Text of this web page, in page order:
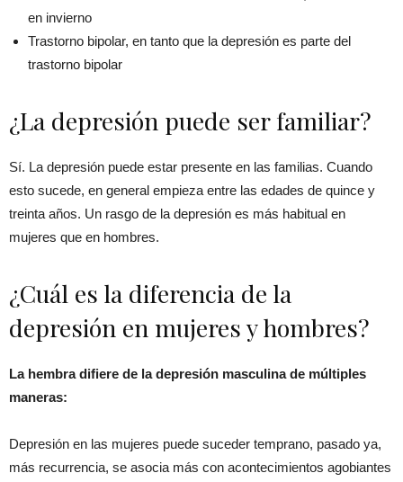
en invierno
Trastorno bipolar, en tanto que la depresión es parte del
trastorno bipolar
¿La depresión puede ser familiar?
Sí. La depresión puede estar presente en las familias. Cuando
esto sucede, en general empieza entre las edades de quince y
treinta años. Un rasgo de la depresión es más habitual en
mujeres que en hombres.
¿Cuál es la diferencia de la
depresión en mujeres y hombres?
La hembra difiere de la depresión masculina de múltiples
maneras:
Depresión en las mujeres puede suceder temprano, pasado ya,
más recurrencia, se asocia más con acontecimientos agobiantes